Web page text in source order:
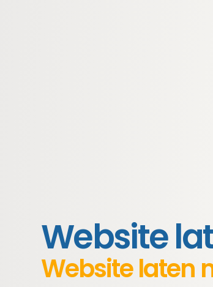
Website
Website laten